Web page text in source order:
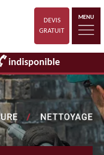
DEVIS
GRATUIT
MENU
indisponible